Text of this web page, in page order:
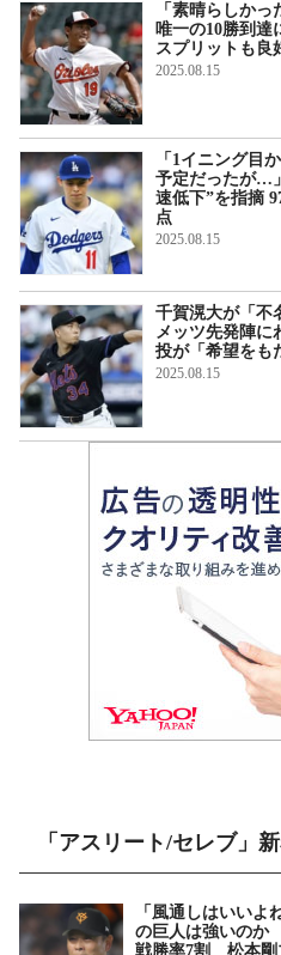
「素晴らしか
唯一の10勝到達
スプリットも良
2025.08.15
「1イニング目
予定だったが…
速低下”を指摘
点
2025.08.15
千賀滉大が「
メッツ先発陣
投が「希望をも
2025.08.15
「アスリート/セレブ」
「風通しはいいよ
の巨人は強いの
戦勝率7割 松本剛